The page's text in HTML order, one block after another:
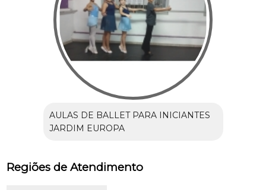
AULAS DE BALLET PARA INICIANTES
JARDIM EUROPA
Regiões de Atendimento